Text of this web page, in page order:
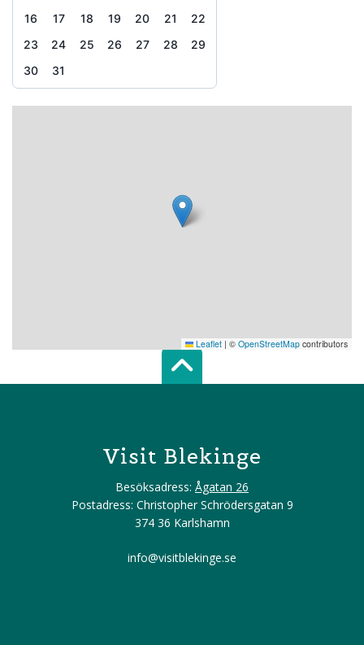
16
17 18 19 20 21
22
23
24 25 26 27 28
29
30
31
Leaflet | © OpenStreetMap contributors
Scroll top of
Visit Blekinge
Besöksadress: Ågatan 26
Postadress: Christopher Schrödersgatan 9
374 36 Karlshamn
info@visitblekinge.se